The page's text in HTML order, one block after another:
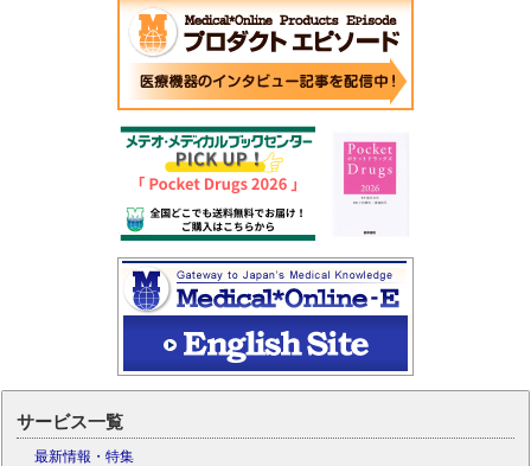
サービス一覧
最新情報・特集